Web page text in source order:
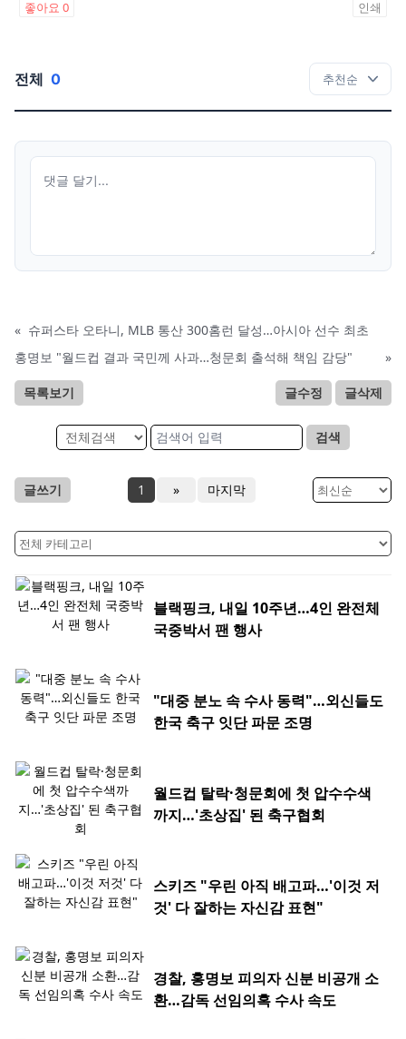
좋아요 0 인쇄
전체 0
« 슈퍼스타 오타니, MLB 통산 300홈런 달성…아시아 선수 최초
홍명보 "월드컵 결과 국민께 사과…청문회 출석해 책임 감당"
»
목록보기 글수정 글삭제
검색
글쓰기 1 » 마지막
블랙핑크, 내일 10주년…4인 완전체
국중박서 팬 행사
"대중 분노 속 수사 동력"…외신들도
한국 축구 잇단 파문 조명
월드컵 탈락·청문회에 첫 압수수색
까지…'초상집' 된 축구협회
스키즈 "우린 아직 배고파…'이것 저
것' 다 잘하는 자신감 표현"
경찰, 홍명보 피의자 신분 비공개 소
환…감독 선임의혹 수사 속도